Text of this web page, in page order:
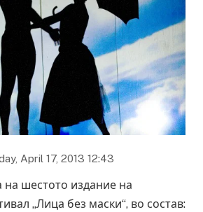
April 17, 2013 12:43
на шестото издание на
„Лица без маски“, во состав: